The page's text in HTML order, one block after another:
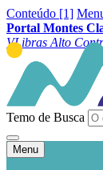
Conteúdo [1]
Portal Montes
VLibras Alto
Temo de Busca
Menu